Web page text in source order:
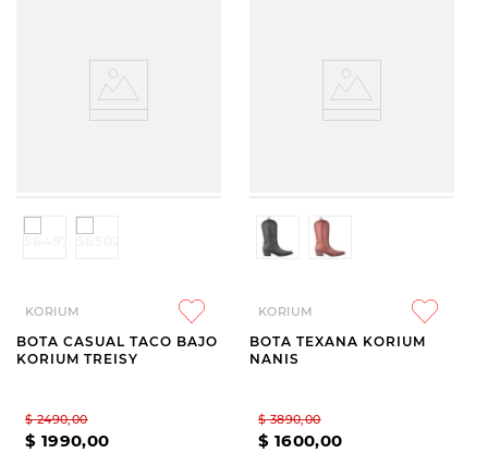
KORIUM
BOTA CASUAL TACO BAJO
KORIUM TREISY
$ 2490,00
$ 1990,00
KORIUM
BOTA TEXANA KORIUM
NANIS
$ 3890,00
$ 1600,00